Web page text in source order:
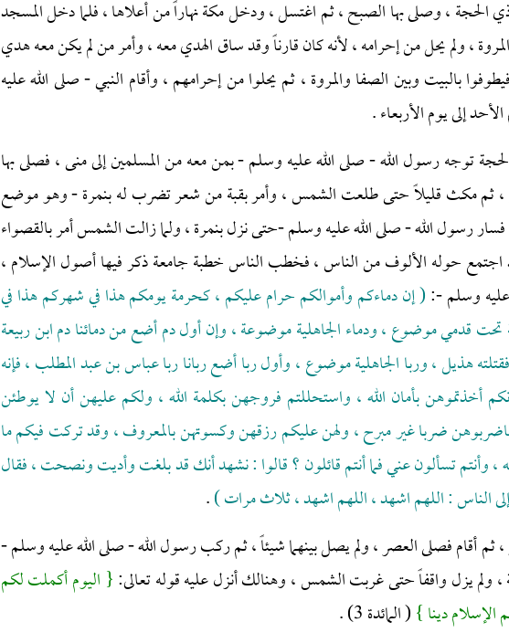
ذي الحجة ، وصلى بها الصبح ، ثم اغتسل ، ودخل مكة نهاراً من أعلاها ، فلما دخل المسجد
، ولم يحل من إحرامه ، لأنه كان قارناً وقد ساق الهدي معه ، وأمر من لم يكن معه هدي
بالبيت وبين الصفا والمروة ، ثم يحلوا من إحرامهم ، وأقام النبي - صلى الله عليه
إلى يوم الأربعاء .
توجه رسول الله - صلى الله عليه وسلم - بمن معه من المسلمين إلى منى ، فصلى بها
، ثم مكث قليلاً حتى طلعت الشمس ، وأمر بقبة من شعر تضرب له بنمرة - وهو موضع
رسول الله - صلى الله عليه وسلم -حتى نزل بنمرة ، ولما زالت الشمس أمر بالقصواء
حوله الألوف من الناس ، فخطب الناس خطبة جامعة ذكر فيها أصول الإسلام ،
عليه وسلم -:( إن دماءكم وأموالكم حرام عليكم ، كحرمة يومكم هذا في شهركم هذا في
تحت قدمي موضوع ، ودماء الجاهلية موضوعة ، وإن أول دم أضع من دمائنا دم ابن ربيعة
هذيل ، وربا الجاهلية موضوع ، وأول ربا أضع ربانا ربا عباس بن عبد المطلب ، فإنه
أخذتموهن بأمان الله ، واستحللتم فروجهن بكلمة الله ، ولكم عليهن أن لا يوطئن
ضربا غير مبرح ، ولهن عليكم رزقهن وكسوتهن بالمعروف ، وقد تركت فيكم ما
، وأنتم تسألون عني فما أنتم قائلون ؟ قالوا : نشهد أنك قد بلغت وأديت ونصحت ، فقال
إلى الناس : اللهم اشهد ، اللهم اشهد ، ثلاث مرات ).
، ثم أقام فصلى العصر ، ولم يصل بينهما شيئاً ، ثم ركب رسول الله - صلى الله عليه وسلم -
ولم يزل واقفاً حتى غربت الشمس ، وهنالك أنزل عليه قوله تعالى:{ اليوم أكملت لكم
دينا }( المائدة 3) .